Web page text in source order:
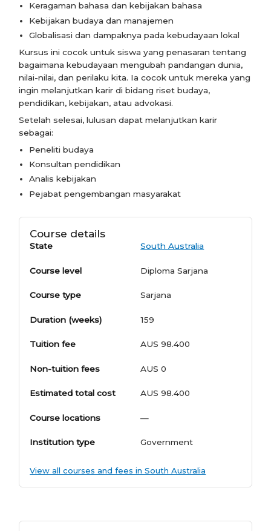
Keragaman bahasa dan kebijakan bahasa
Kebijakan budaya dan manajemen
Globalisasi dan dampaknya pada kebudayaan lokal
Kursus ini cocok untuk siswa yang penasaran tentang
bagaimana kebudayaan mengubah pandangan dunia,
nilai-nilai, dan perilaku kita. Ia cocok untuk mereka yang
ingin melanjutkan karir di bidang riset budaya,
pendidikan, kebijakan, atau advokasi.
Setelah selesai, lulusan dapat melanjutkan karir
sebagai:
Peneliti budaya
Konsultan pendidikan
Analis kebijakan
Pejabat pengembangan masyarakat
Course details
State South Australia
Course level Diploma Sarjana
Course type Sarjana
Duration (weeks) 159
Tuition fee AUS 98.400
Non-tuition fees AUS 0
Estimated total cost AUS 98.400
Course locations —
Institution type Government
View all courses and fees in South Australia